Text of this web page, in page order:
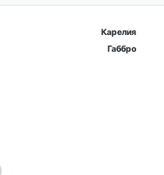
Карелия
Габбро